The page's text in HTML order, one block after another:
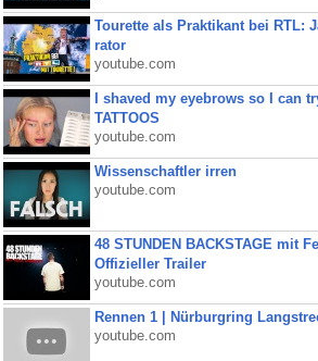
Tourette als Praktikant bei RTL:
rator
youtube.com
I shaved my eyebrows so I can
TATTOOS
youtube.com
Wissenschaftler irren
youtube.com
48 STUNDEN BACKSTAGE mit
Offizieller Trailer
youtube.com
Rennen 1 | Nürburgring
youtube.com